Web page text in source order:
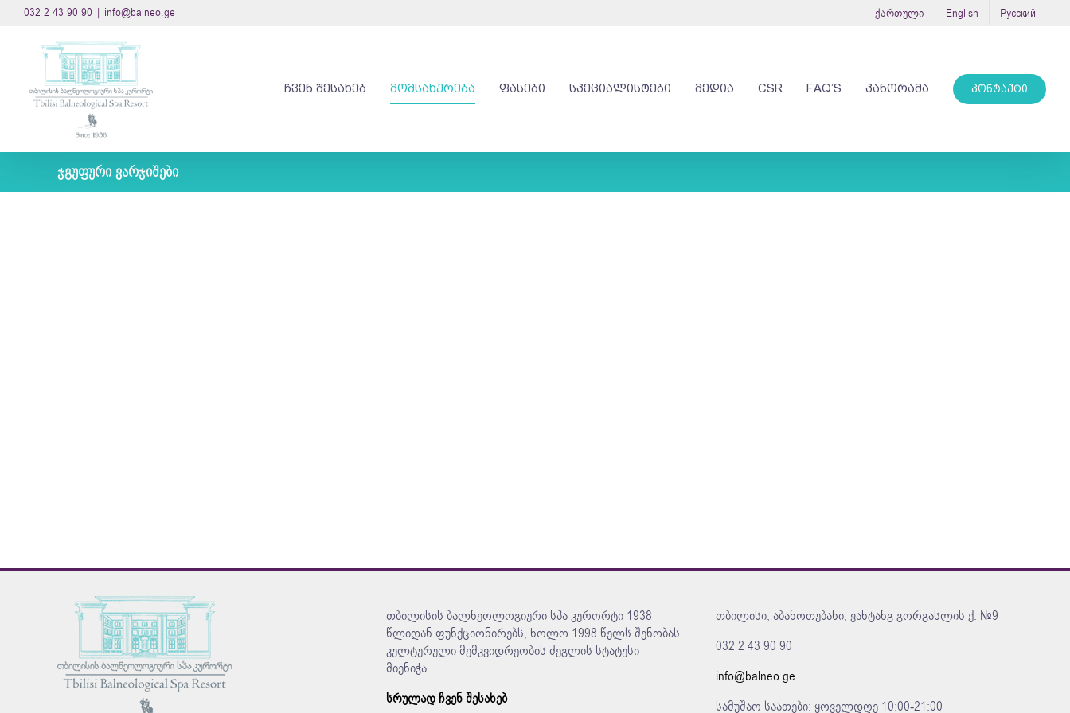
032 2 43 90 90 | info@balneo.ge ქართული English Русский
ᲩᲕᲔᲜ ᲨᲔᲡᲐᲮᲔᲑ ᲛᲝᲛᲡᲐᲮᲣᲠᲔᲑᲐ ᲤᲐᲡᲔᲑᲘ ᲡᲞᲔᲪᲘᲐᲚᲘᲡᲢᲔᲑᲘ ᲛᲔᲓᲘᲐ CSR FAQ’S ᲞᲐᲜᲝᲠᲐᲛᲐ ᲙᲝᲜᲢᲐᲥᲢᲘ
ჯგუფური ვარჯიშები
თბილისის ბალნეოლოგიური სპა კურორტი 1938
წლიდან ფუნქციონირებს, ხოლო 1998 წელს შენობას
კულტურული მემკვიდრეობის ძეგლის სტატუსი
მიენიჭა.
სრულად ჩვენ შესახებ
თბილისი, აბანოთუბანი, ვახტანგ გორგასლის ქ. №9
032 2 43 90 90
info@balneo.ge
სამუშაო საათები: ყოველდღე 10:00-21:00